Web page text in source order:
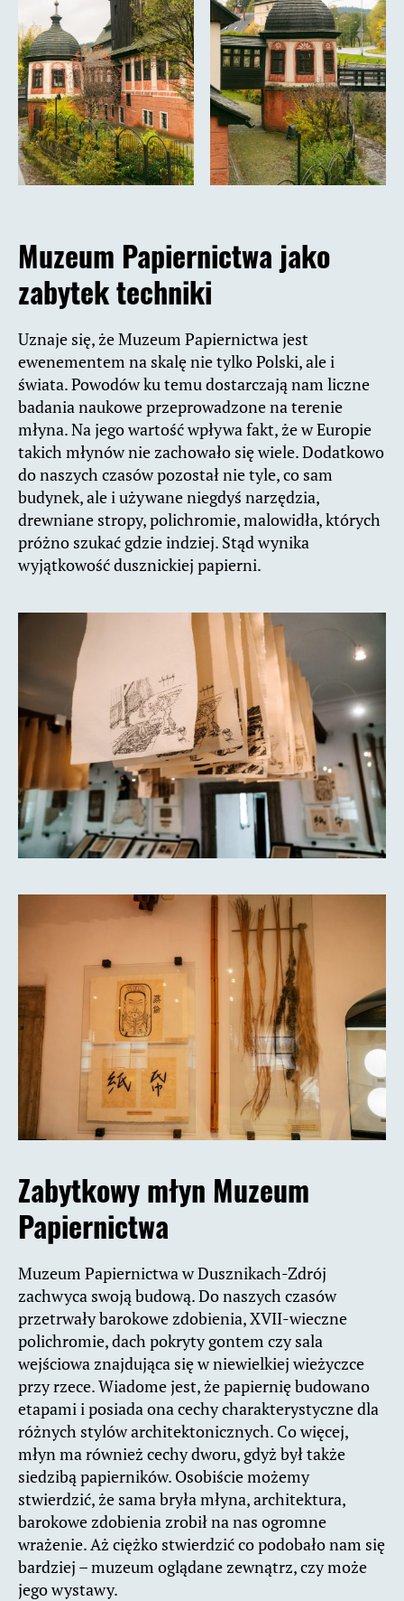
Muzeum Papiernictwa jako
zabytek techniki
Uznaje się, że Muzeum Papiernictwa jest
ewenementem na skalę nie tylko Polski, ale i
świata. Powodów ku temu dostarczają nam liczne
badania naukowe przeprowadzone na terenie
młyna. Na jego wartość wpływa fakt, że w Europie
takich młynów nie zachowało się wiele. Dodatkowo
do naszych czasów pozostał nie tyle, co sam
budynek, ale i używane niegdyś narzędzia,
drewniane stropy, polichromie, malowidła, których
próżno szukać gdzie indziej. Stąd wynika
wyjątkowość dusznickiej papierni.
Zabytkowy młyn Muzeum
Papiernictwa
Muzeum Papiernictwa w Dusznikach-Zdrój
zachwyca swoją budową. Do naszych czasów
przetrwały barokowe zdobienia, XVII-wieczne
polichromie, dach pokryty gontem czy sala
wejściowa znajdująca się w niewielkiej wieżyczce
przy rzece. Wiadome jest, że papiernię budowano
etapami i posiada ona cechy charakterystyczne dla
różnych stylów architektonicznych. Co więcej,
młyn ma również cechy dworu, gdyż był także
siedzibą papierników. Osobiście możemy
stwierdzić, że sama bryła młyna, architektura,
barokowe zdobienia zrobił na nas ogromne
wrażenie. Aż ciężko stwierdzić co podobało nam się
bardziej – muzeum oglądane zewnątrz, czy może
jego wystawy.